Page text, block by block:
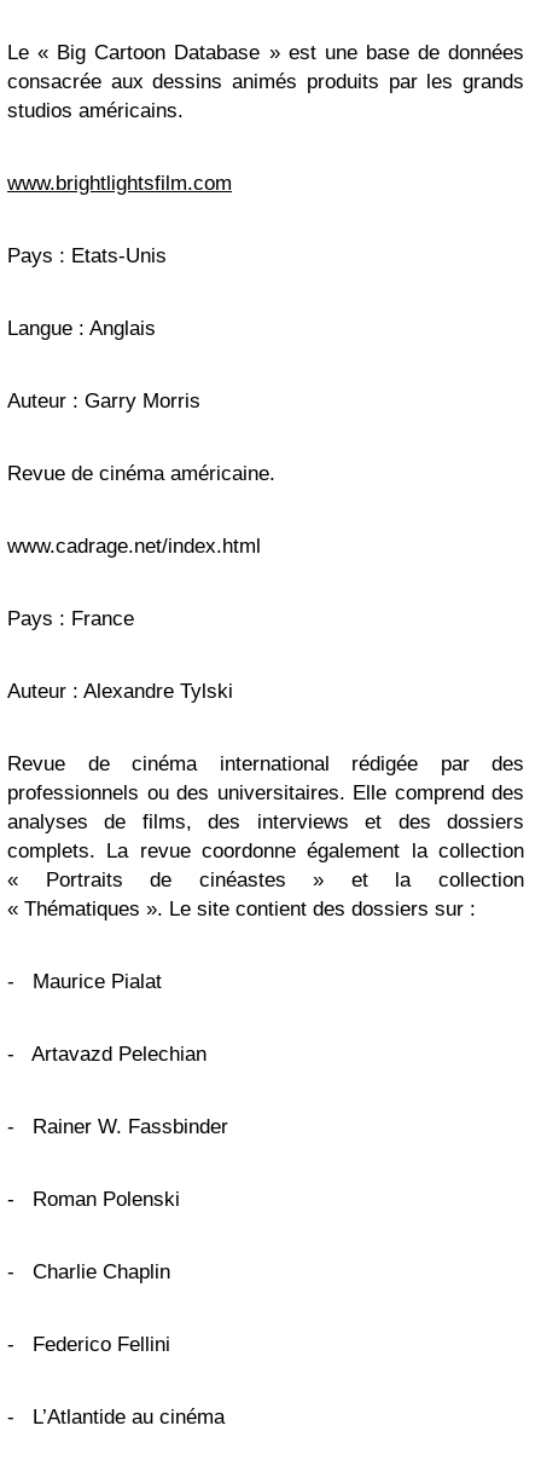
Le « Big Cartoon Database » est une base de données
consacrée aux dessins animés produits par les grands
studios américains.
www.brightlightsfilm.com
Pays : Etats-Unis
Langue : Anglais
Auteur : Garry Morris
Revue de cinéma américaine.
www.cadrage.net/index.html
Pays : France
Auteur : Alexandre Tylski
Revue de cinéma international rédigée par des
professionnels ou des universitaires. Elle comprend des
analyses de films, des interviews et des dossiers
complets. La revue coordonne également la collection
« Portraits de cinéastes » et la collection
« Thématiques ». Le site contient des dossiers sur :
- Maurice Pialat
- Artavazd Pelechian
- Rainer W. Fassbinder
- Roman Polenski
- Charlie Chaplin
- Federico Fellini
- L’Atlantide au cinéma